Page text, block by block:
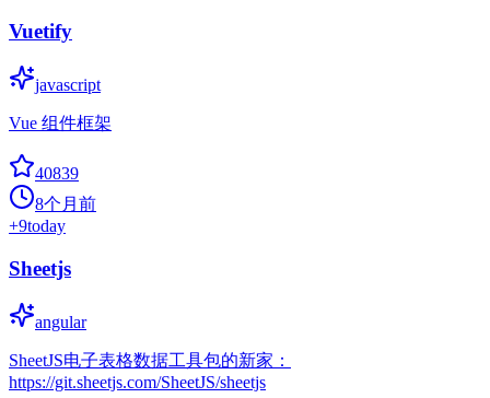
Vuetify
javascript
Vue 组件框架
40839
8个月前
+9today
Sheetjs
angular
SheetJS电子表格数据工具包的新家：
https://git.sheetjs.com/SheetJS/sheetjs